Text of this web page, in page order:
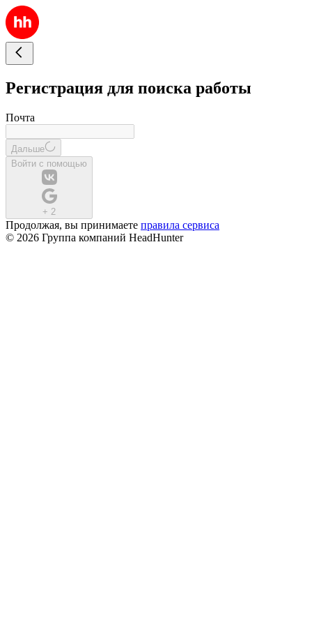
Регистрация для поиска работы
Почта
Дальше
Войти с помощью
+ 2
Продолжая, вы принимаете правила сервиса
© 2026 Группа компаний HeadHunter